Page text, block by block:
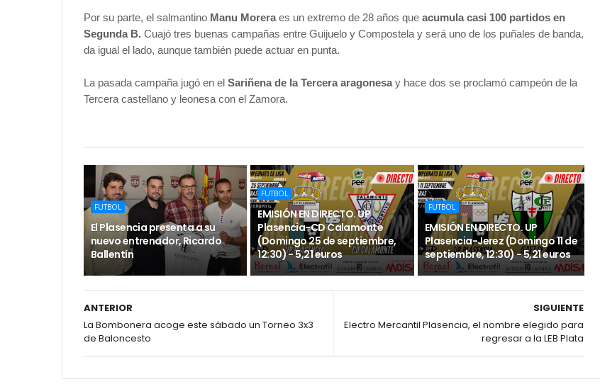
Por su parte, el salmantino Manu Moreraes un extremo de 28 años que acumula casi 100 partidos en
Segunda B. Cuajó tres buenas campañas entre Guijuelo y Compostela y será uno de los puñales de banda,
da igual el lado, aunque también puede actuar en punta.
La pasada campaña jugó en el Sariñena de la Tercera aragonesay hace dos se proclamó campeón de la
Tercera castellano y leonesa con el Zamora.
FUTBOL
El Plasencia presenta a su
nuevo entrenador, Ricardo
Ballentín
FUTBOL
EMISIÓN EN DIRECTO. UP
Plasencia-CD Calamonte
(Domingo 25 de septiembre,
12:30) - 5,21 euros
FUTBOL
EMISIÓN EN DIRECTO. UP
Plasencia-Jerez (Domingo 11 de
septiembre, 12:30) - 5,21 euros
SIGUIENTE
Electro Mercantil Plasencia, el nombre elegido para
regresar a la LEB Plata
ANTERIOR
La Bombonera acoge este sábado un Torneo 3x3
de Baloncesto